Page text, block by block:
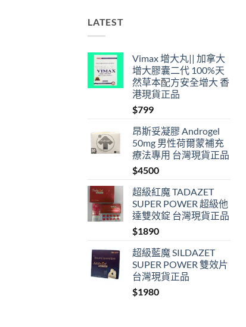
LATEST
Vimax 增大丸|| 加拿大
增大膠囊二代 100%天
然草本配方安全增大 香
港現貨正品
$799
昂斯妥凝膠 Androgel
50mg 男性荷爾蒙補充
療法專用 台灣現貨正品
$4500
超級紅魔 TADAZET
SUPER POWER 超級他
達雙效錠 台灣現貨正品
$1890
超級藍魔 SILDAZET
SUPER POWER 雙效片
台灣現貨正品
$1980